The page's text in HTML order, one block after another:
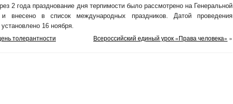
2 года празднование дня терпимости было рассмотрено на Генеральной
внесено в список международных праздников. Датой проведения
16 ноября.
толерантности Всероссийский единый урок «Права человека» »